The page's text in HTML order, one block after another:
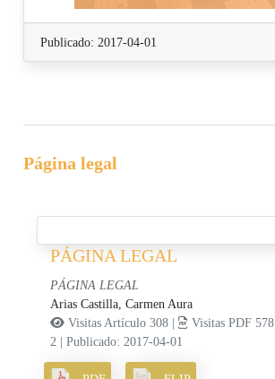
Publicado: 2017-04-01
Página legal
PÁGINA LEGAL
PÁGINA LEGAL
Arias Castilla, Carmen Aura
Visitas Artículo 308 |
Visitas PDF 578
2
|Publicado: 2017-04-01